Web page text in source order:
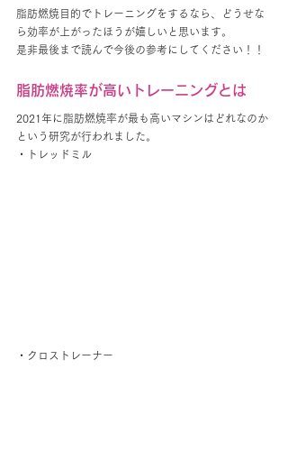
脂肪燃焼目的でトレーニングをするなら、どうせな
ら効率が上がったほうが嬉しいと思います。
是非最後まで読んで今後の参考にしてください！！
脂肪燃焼率が高いトレーニングとは
2021年に脂肪燃焼率が最も高いマシンはどれなのか
という研究が行われました。
・トレッドミル
・クロストレーナー